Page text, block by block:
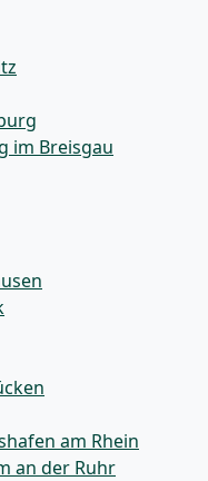
im Breisgau
am Rhein
an der Ruhr